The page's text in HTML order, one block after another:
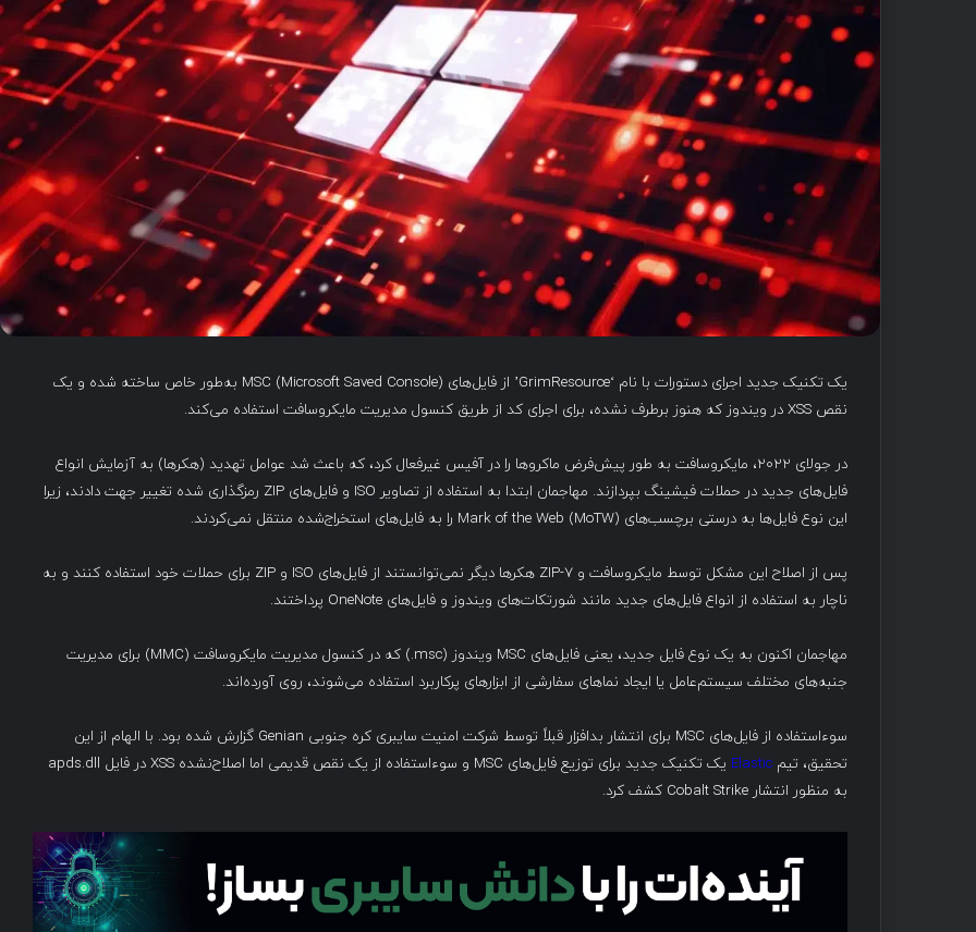
یک تکنیک جدید اجرای دستورات با نام ‘GrimResource’ از فایل‌های MSC (Microsoft Saved Console) به‌طور خاص ساخته شده و یک
نقص XSS در ویندوز که هنوز برطرف نشده، برای اجرای کد از طریق کنسول مدیریت مایکروسافت استفاده می‌کند.
در جولای ۲۰۲۲، مایکروسافت به طور پیش‌فرض ماکروها را در آفیس غیرفعال کرد، که باعث شد عوامل تهدید (هکرها) به آزمایش انواع
فایل‌های جدید در حملات فیشینگ بپردازند. مهاجمان ابتدا به استفاده از تصاویر ISO و فایل‌های ZIP رمزگذاری شده تغییر جهت دادند، زیرا
این نوع فایل‌ها به درستی برچسب‌های Mark of the Web (MoTW) را به فایل‌های استخراج‌شده منتقل نمی‌کردند.
پس از اصلاح این مشکل توسط مایکروسافت و ۷-ZIP هکرها دیگر نمی‌توانستند از فایل‌های ISO و ZIP برای حملات خود استفاده کنند و به
ناچار به استفاده از انواع فایل‌های جدید مانند شورتکات‌های ویندوز و فایل‌های OneNote پرداختند.
مهاجمان اکنون به یک نوع فایل جدید، یعنی فایل‌های MSC ویندوز (msc.) که در کنسول مدیریت مایکروسافت (MMC) برای مدیریت
جنبه‌های مختلف سیستم‌عامل یا ایجاد نماهای سفارشی از ابزارهای پرکاربرد استفاده می‌شوند، روی آورده‌اند.
سوءاستفاده از فایل‌های MSC برای انتشار بدافزار قبلاً توسط شرکت امنیت سایبری کره جنوبی Genian گزارش شده بود. با الهام از این
تحقیق، تیم Elastic
یک تکنیک جدید برای توزیع فایل‌های MSC و سوءاستفاده از یک نقص قدیمی اما اصلاح‌نشده XSS در فایل apds.dll
به منظور انتشار Cobalt Strike کشف کرد.